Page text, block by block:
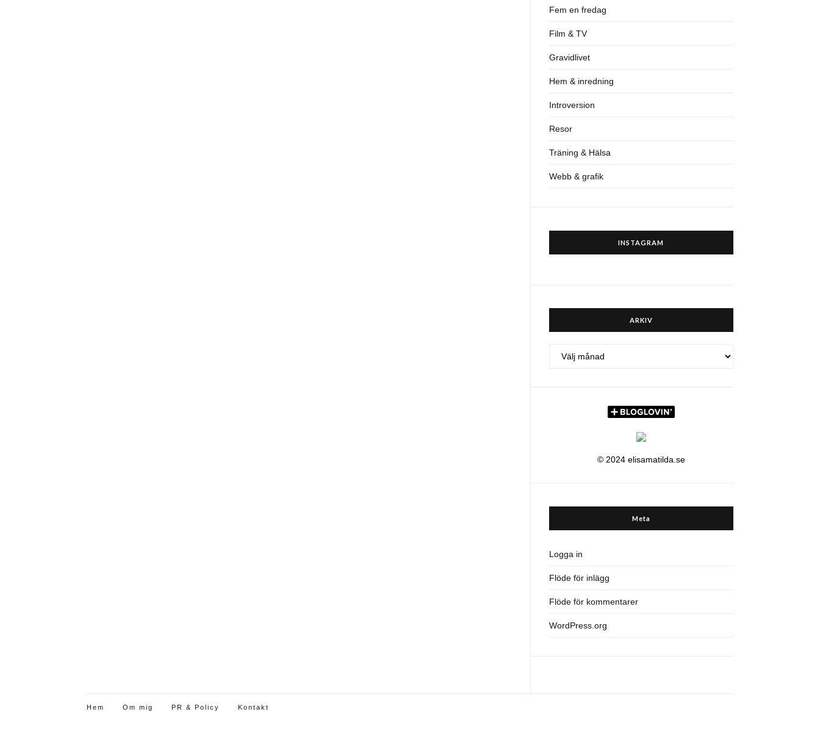
Fem en fredag
Film & TV
Gravidlivet
Hem & inredning
Introversion
Resor
Träning & Hälsa
Webb & grafik
INSTAGRAM
ARKIV
© 2024 elisamatilda.se
Meta
Logga in
Flöde för inlägg
Flöde för kommentarer
WordPress.org
Hem Om mig PR & Policy Kontakt